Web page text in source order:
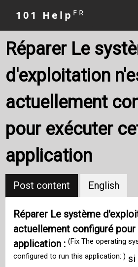
101 Help FR
Réparer Le
d'exploitation
actuellement
pour exécuter
application
Post content English
Réparer Le système
actuellement configuré
application :(Fix The operating
configured to run this application: ) si